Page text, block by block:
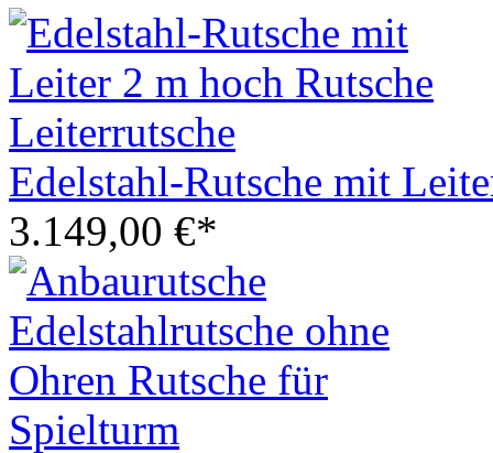
Edelstahl-Rutsche mit
3.149,00 €*